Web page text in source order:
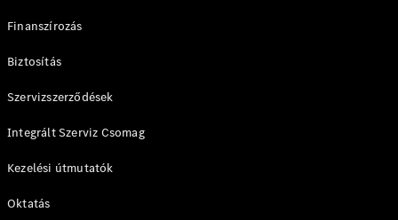
Finanszírozás
Biztosítás
Szervizszerződések
Integrált Szerviz Csomag
Kezelési útmutatók
Oktatás